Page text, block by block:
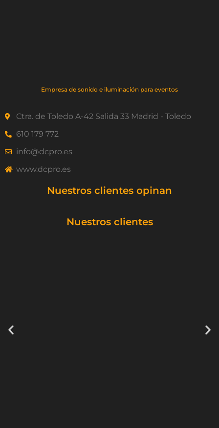
Empresa de sonido e iluminación para eventos
Ctra. de Toledo A-42 Salida 33 Madrid - Toledo
610 179 772
info@dcpro.es
www.dcpro.es
Nuestros clientes opinan
Nuestros clientes